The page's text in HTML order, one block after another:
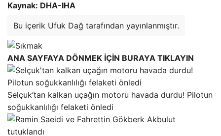
Kaynak: DHA-IHA
Bu içerik Ufuk Dağ tarafından yayınlanmıştır.
ANA SAYFAYA DÖNMEK İÇİN BURAYA TIKLAYIN
Selçuk’tan kalkan uçağın motoru havada durdu! Pilotun
soğukkanlılığı felaketi önledi